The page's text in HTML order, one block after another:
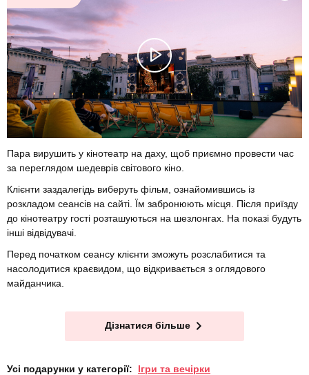
Пара вирушить у кінотеатр на даху, щоб приємно провести час
за переглядом шедеврів світового кіно.
Клієнти заздалегідь виберуть фільм, ознайомившись із
розкладом сеансів на сайті. Їм забронюють місця. Після приїзду
до кінотеатру гості розташуються на шезлонгах. На показі будуть
інші відвідувачі.
Перед початком сеансу клієнти зможуть розслабитися та
насолодитися краєвидом, що відкривається з оглядового
майданчика.
Дізнатися більше
Усі подарунки у категорії: Ігри та вечірки